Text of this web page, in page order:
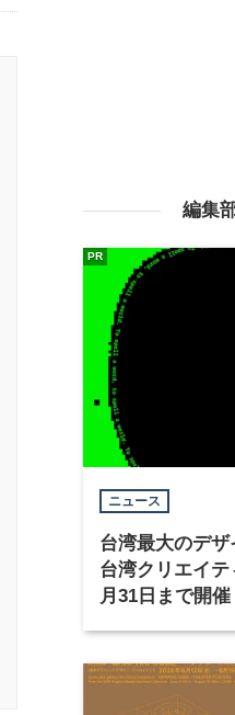
編集
ニュース
台湾最大のデ
台湾クリエイ
月31日まで開催
PR